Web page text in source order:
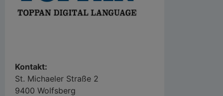
Kontakt:
St. Michaeler Straße 2
9400 Wolfsberg